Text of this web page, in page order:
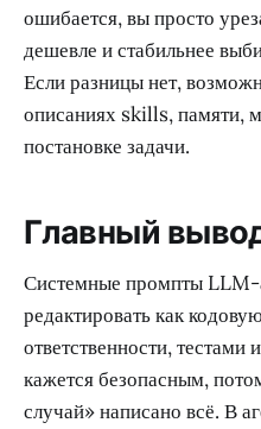
ошибается, вы просто
дешевле и стабильнее
Если разницы нет,
описаниях skills, памяти,
постановке задачи.
Главный
Системные промпты LLM-
редактировать как
ответственности,
кажется безопасным,
случай» написано всё. В